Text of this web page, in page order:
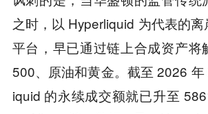
之时，以 Hyperliquid 为代表的
平台，早已通过链上合成资产将
500、原油和黄金。截至 2026
iquid 的永续成交额就已升至